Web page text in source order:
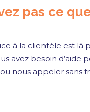
pas ce
à la clientèle est là
avez besoin d’aide
ou nous appeler sans